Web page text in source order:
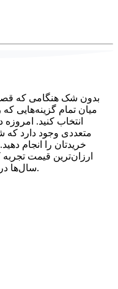
بدون شک هنگامی که
میان تمام گزینه‌هایی که
انتخاب کنید.
متعددی وجود دارد که
خریدتان را انجام
ارزان‌ترین قیمت
سال‌ها در این زمینه فعالیت می‌کند مراجعه کنید.